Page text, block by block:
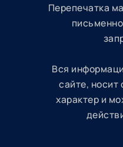
Перепечатка
Вся
сайте, носит
характер и